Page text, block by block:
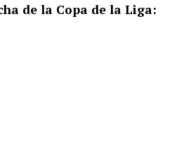
de la Copa de la Liga: